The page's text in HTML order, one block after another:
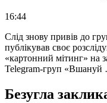
16:44
Слід знову привів до
публікував своє
«картонний мітинг» на
Telegram-груп
Безугла